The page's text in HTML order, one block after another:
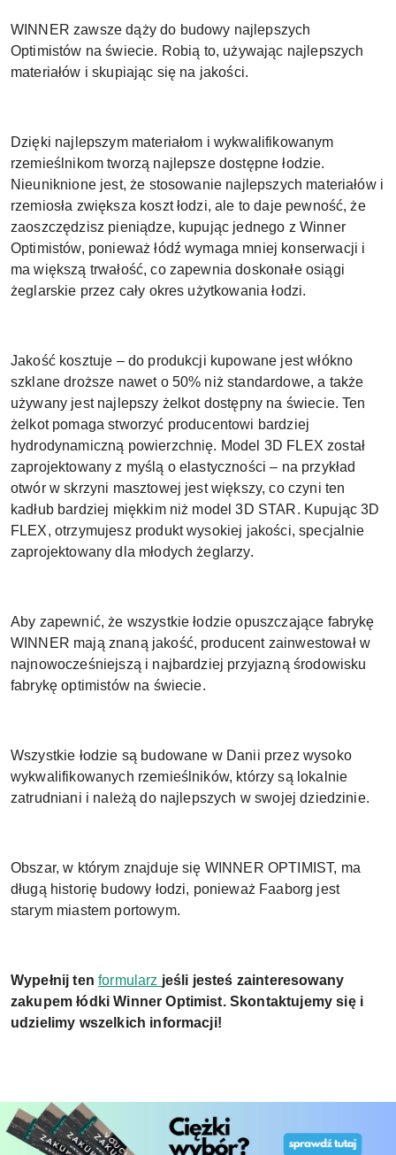
WINNER zawsze dąży do budowy najlepszych
Optimistów na świecie. Robią to, używając najlepszych
materiałów i skupiając się na jakości.
Dzięki najlepszym materiałom i wykwalifikowanym
rzemieślnikom tworzą najlepsze dostępne łodzie.
Nieuniknione jest, że stosowanie najlepszych materiałów i
rzemiosła zwiększa koszt łodzi, ale to daje pewność, że
zaoszczędzisz pieniądze, kupując jednego z Winner
Optimistów, ponieważ łódź wymaga mniej konserwacji i
ma większą trwałość, co zapewnia doskonałe osiągi
żeglarskie przez cały okres użytkowania łodzi.
Jakość kosztuje – do produkcji kupowane jest włókno
szklane droższe nawet o 50% niż standardowe, a także
używany jest najlepszy żelkot dostępny na świecie. Ten
żelkot pomaga stworzyć producentowi bardziej
hydrodynamiczną powierzchnię. Model 3D FLEX został
zaprojektowany z myślą o elastyczności – na przykład
otwór w skrzyni masztowej jest większy, co czyni ten
kadłub bardziej miękkim niż model 3D STAR. Kupując 3D
FLEX, otrzymujesz produkt wysokiej jakości, specjalnie
zaprojektowany dla młodych żeglarzy.
Aby zapewnić, że wszystkie łodzie opuszczające fabrykę
WINNER mają znaną jakość, producent zainwestował w
najnowocześniejszą i najbardziej przyjazną środowisku
fabrykę optimistów na świecie.
Wszystkie łodzie są budowane w Danii przez wysoko
wykwalifikowanych rzemieślników, którzy są lokalnie
zatrudniani i należą do najlepszych w swojej dziedzinie.
Obszar, w którym znajduje się WINNER OPTIMIST, ma
długą historię budowy łodzi, ponieważ Faaborg jest
starym miastem portowym.
Wypełnij tenformularz jeśli jesteś zainteresowany
zakupem łódki Winner Optimist. Skontaktujemy się i
udzielimy wszelkich informacji!